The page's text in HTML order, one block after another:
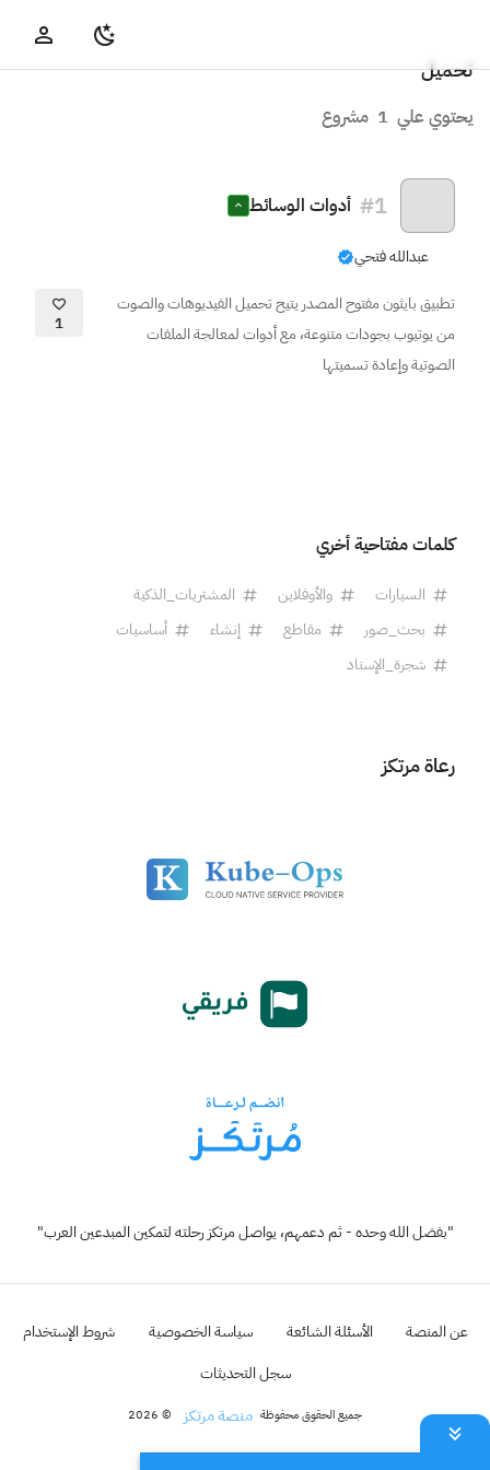
تحميل
يحتوي علي 1 مشروع
#1 أدوات الوسائط
عبدالله فتحي
تطبيق بايثون مفتوح المصدر يتيح تحميل الفيديوهات والصوت
من يوتيوب بجودات متنوعة، مع أدوات لمعالجة الملفات
الصوتية وإعادة تسميتها
1
كلمات مفتاحية أخري
السيارات والأوفلاين
المشتريات_الذكية
بحث_صور
مقاطع إنشاء
أساسيات
شجرة_الإسناد
رعاة مرتكز
"بفضل الله وحده - ثم دعمهم، يواصل مرتكز رحلته لتمكين المبدعين العرب"
عن المنصة الأسئلة الشائعة سياسة الخصوصية
شروط الإستخدام
سجل التحديثات
جميع الحقوق محفوظة منصة مرتكز © 2026